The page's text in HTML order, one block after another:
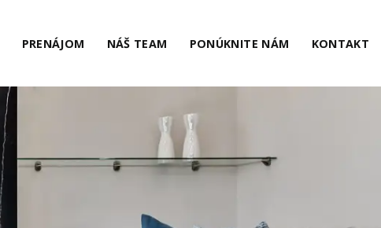
PRENÁJOM NÁŠ TEAM PONÚKNITE NÁM KONTAKT